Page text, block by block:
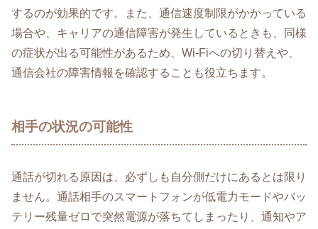
するのが効果的です。また、通信速度制限がかかっている
場合や、キャリアの通信障害が発生しているときも、同様
の症状が出る可能性があるため、Wi-Fiへの切り替えや、
通信会社の障害情報を確認することも役立ちます。
相手の状況の可能性
通話が切れる原因は、必ずしも自分側だけにあるとは限り
ません。通話相手のスマートフォンが低電力モードやバッ
テリー残量ゼロで突然電源が落ちてしまったり、通知やア